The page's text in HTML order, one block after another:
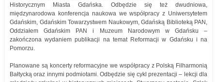
Historycznym Miasta Gdańska. Odbędzie się też dwudniowa,
międzynarodowa konferencja naukowa we współpracy z Uniwersytetem
Gdańskim, Gdańskim Towarzystwem Naukowym, Gdańską Biblioteką PAN,
Oddziałem Gdańskim PAN i Muzeum Narodowym w Gdańsku –
zakończona wydaniem publikacji na temat Reformacji w Gdańsku i na
Pomorzu.
Planowane są koncerty reformacyjne we współpracy z Polską Filharmonią
Bałtycką oraz innymi podmiotami. Odbędzie się cykl prezentacji – lekcji dla